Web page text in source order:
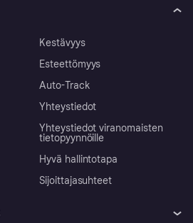
Kestävyys
Esteettömyys
Auto-Track
Yhteystiedot
Yhteystiedot viranomaisten
tietopyynnöille
Hyvä hallintotapa
Sijoittajasuhteet